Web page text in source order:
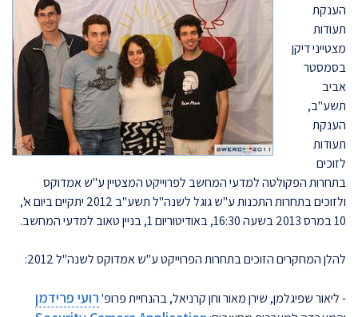
הענקת
תעודות
מצטייני דיקן
בסמסטר
אביב
תשע"ב,
הענקת
תעודות
לזוכים
בתחרות הפקולטה למדעי המחשב לפרוייקט המצטיין ע"ש אמדוקס
ולזוכים בתחרות התכנות ע"ש גוגל לשנה"ל תשע"ב 2012 יתקיים ביום א',
10 במרס 2013 בשעה 16:30, באודיטוריום 1, בניין טאוב למדעי המחשב.
להלן המחקרים הזוכים בתחרות הפרוייקט ע"ש אמדוקס לשנה"ל 2012:
- ליאור שפיגלמן, שירן מאור וחן קרניאל, בהנחיית פרופ'רועי פרידמן